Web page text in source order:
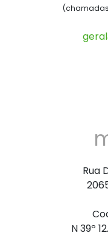
Rua
N 39º